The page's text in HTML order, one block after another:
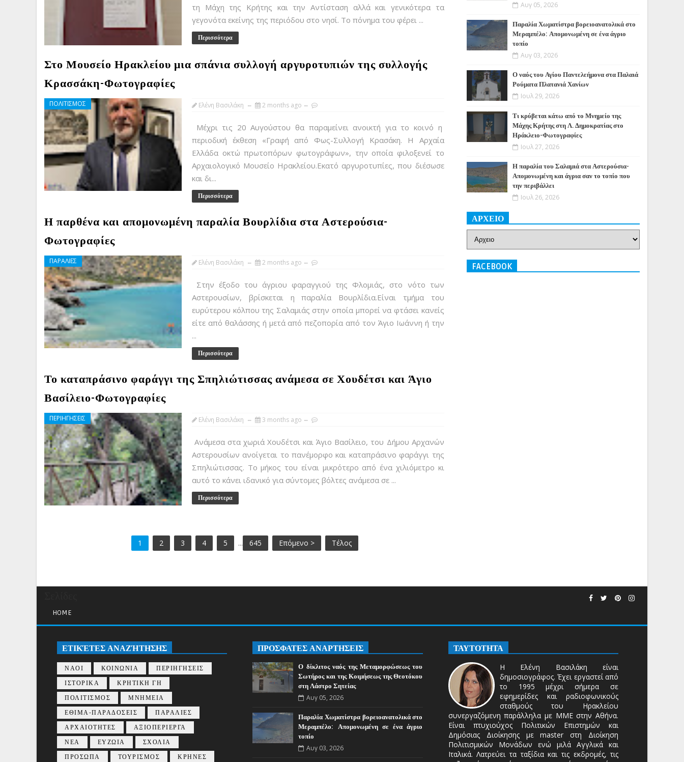
τη Μάχη της Κρήτης και την Αντίσταση αλλά και γενικότερα τα
γεγονότα εκείνης της περιόδου στο νησί. Το πόνημα του φέρει ...
Περισσότερα
Στο Μουσείο Ηρακλείου μια σπάνια συλλογή αργυροτυπιών της συλλογής
Κρασσάκη-Φωτογραφίες
ΠΟΛΙΤΙΣΜΟΣ Ελένη Βασιλάκη 2 months ago
Μέχρι τις 20 Αυγούστου θα παραμείνει ανοικτή για το κοινό η
περιοδική έκθεση «Γραφή από Φως-Συλλογή Κρασάκη. Η Αρχαία
Ελλάδα οκτώ πρωτοπόρων φωτογράφων», την οποία φιλοξενεί το
Αρχαιολογικό Μουσείο Ηρακλείου.Εκατό αργυροτυπίες, που διέσωσε
και δι...
Περισσότερα
Η παρθένα και απομονωμένη παραλία Βουρλίδια στα Αστερούσια-
Φωτογραφίες
ΠΑΡΑΛΙΕΣ Ελένη Βασιλάκη 2 months ago
Στην έξοδο του άγριου φαραγγιού της Φλομιάς, στο νότο των
Αστερουσίων, βρίσκεται η παραλία Βουρλίδια.Είναι τμήμα του
ευρύτερου κόλπου της Σαλαμιάς στην οποία μπορεί να φτάσει κανείς
είτε από θαλάσσης ή μετά από πεζοπορία από τον Άγιο Ιωάννη ή την
...
Περισσότερα
Το καταπράσινο φαράγγι της Σπηλιώτισσας ανάμεσα σε Χουδέτσι και Άγιο
Βασίλειο-Φωτογραφίες
ΠΕΡΙΗΓΗΣΕΙΣ Ελένη Βασιλάκη 3 months ago
Ανάμεσα στα χωριά Χουδέτσι και Άγιο Βασίλειο, του Δήμου Αρχανών
Αστερουσίων ανοίγεται το πανέμορφο και καταπράσινο φαράγγι της
Σπηλιώτισσας. Το μήκος του είναι μικρότερο από ένα χιλιόμετρο κι
αυτό το κάνει ιδανικό για σύντομες βόλτες ανάμεσα σε ...
Περισσότερα
1 2 3 4 5 ... 645 Επόμενο > Τέλος
Αυγ 05, 2026
Παραλία Χωματίστρα βορειοανατολικά στο
Μεραμπέλο: Απομονωμένη σε ένα άγριο
τοπίο
Αυγ 03, 2026
Ο ναός του Αγίου Παντελεήμονα στα Παλαιά
Ρούματα Πλατανιά Χανίων
Ιουλ 29, 2026
Τι κρύβεται κάτω από το Μνημείο της
Μάχης Κρήτης στη Λ. Δημοκρατίας στο
Ηράκλειο-Φωτογραφίες
Ιουλ 27, 2026
Η παραλία του Σαλαμιά στα Αστερούσια-
Απομονωμένη και άγρια σαν το τοπίο που
την περιβάλλει
Ιουλ 26, 2026
ΑΡΧΕΙΟ
FACEBOOK
HOME
ΕΤΙΚΈΤΕΣ ΑΝΑΖΉΤΗΣΗΣ
ΝΑΟΙ ΚΟΙΝΩΝΙΑ
ΠΕΡΙΗΓΗΣΕΙΣ
ΙΣΤΟΡΙΚΑ
ΚΡΗΤΙΚΗ ΓΗ
ΠΟΛΙΤΙΣΜΟΣ
ΜΝΗΜΕΙΑ
ΕΘΙΜΑ-ΠΑΡΑΔΟΣΕΙΣ
ΠΑΡΑΛΙΕΣ
ΑΡΧΑΙΟΤΗΤΕΣ
ΑΞΙΟΠΕΡΙΕΡΓΑ
ΝΕΑ
ΕΥΖΩΙΑ
ΣΧΟΛΙΑ
ΠΡΟΣΩΠΑ
ΤΟΥΡΙΣΜΟΣ ΚΡΗΝΕΣ
ΠΡΟΣΦΑΤΕΣ ΑΝΑΡΤΗΣΕΙΣ
Ο δίκλιτος ναός της Μεταμορφώσεως του
Σωτήρος και της Κοιμήσεως της Θεοτόκου
στη Λάστρο Σητείας
Αυγ 05, 2026
Παραλία Χωματίστρα βορειοανατολικά στο
Μεραμπέλο: Απομονωμένη σε ένα άγριο
τοπίο
Αυγ 03, 2026
ΤΑΥΤΟΤΗΤΑ
Η Ελένη Βασιλάκη είναι
δημοσιογράφος. Έχει εργαστεί από
το 1995 μέχρι σήμερα σε
εφημερίδες και ραδιοφωνικούς
σταθμούς του Ηρακλείου
συνεργαζόμενη παράλληλα με ΜΜΕ στην Αθήνα.
Είναι πτυχιούχος Πολιτικών Επιστημών και
Δημόσιας Διοίκησης με master στη Διοίκηση
Πολιτισμικών Μονάδων ενώ μιλά Αγγλικά και
Ιταλικά. Λατρεύει τα ταξίδια και τις εκδρομές, τις